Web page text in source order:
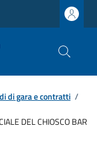
di gara e contratti /
DEL CHIOSCO BAR